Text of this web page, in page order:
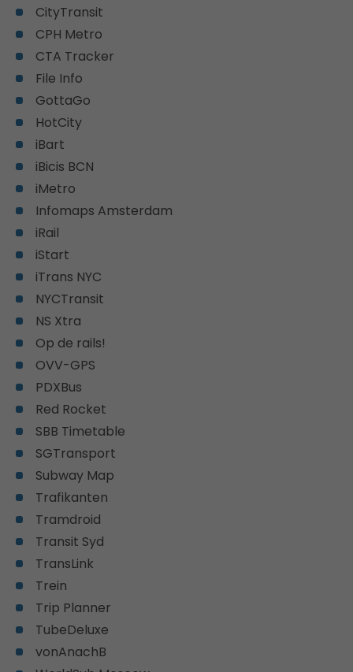
CityTransit
CPH Metro
CTA Tracker
File Info
GottaGo
HotCity
iBart
iBicis BCN
iMetro
Infomaps Amsterdam
iRail
iStart
iTrans NYC
NYCTransit
NS Xtra
Op de rails!
OVV-GPS
PDXBus
Red Rocket
SBB Timetable
SGTransport
Subway Map
Trafikanten
Tramdroid
Transit Syd
TransLink
Trein
Trip Planner
TubeDeluxe
vonAnachB